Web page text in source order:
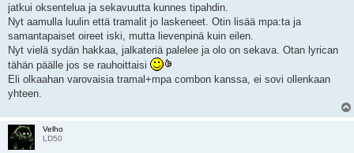
jatkui oksentelua ja sekavuutta kunnes tipahdin.
Nyt aamulla luulin että tramalit jo laskeneet. Otin lisää mpa:ta ja
samantapaiset oireet iski, mutta lievenpinä kuin eilen.
Nyt vielä sydän hakkaa, jalkateriä palelee ja olo on sekava. Otan lyrican
tähän päälle jos se rauhoittaisi
Eli olkaahan varovaisia tramal+mpa combon kanssa, ei sovi ollenkaan
yhteen.
Velho
LD50